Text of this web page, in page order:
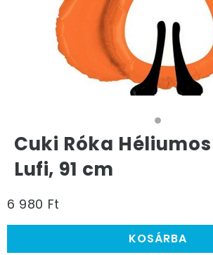
Cuki Róka
Lufi, 91 cm
6 980 Ft
KOSÁRBA